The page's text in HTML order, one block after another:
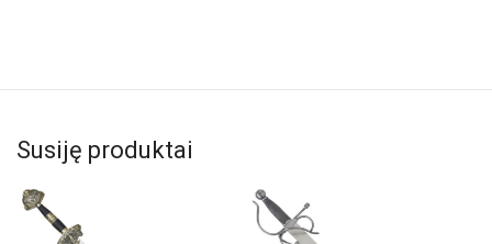
Susiję produktai